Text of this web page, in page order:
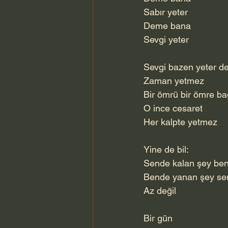
Sabır yeter
Deme bana
Sevgi yeter
Sevgi bazen yeter
Zaman yetmez
Bir ömrü bir ömre
O ince cesaret
Her kalpte yetmez
Yine de bil:
Sende kalan şey
Bende yanan şey
Az değil
Bir gün